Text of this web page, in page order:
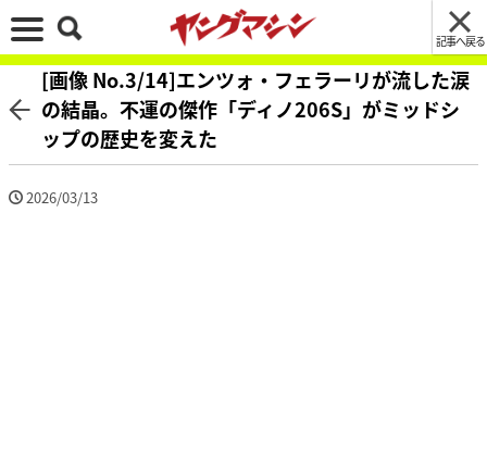
記事へ戻る
[画像 No.3/14]エンツォ・フェラーリが流した涙
の結晶。不運の傑作「ディノ206S」がミッドシ
ップの歴史を変えた
2026/03/13